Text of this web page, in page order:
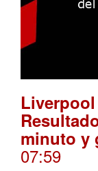
minuto y
07:59